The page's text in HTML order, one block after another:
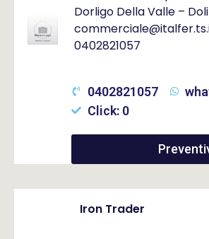
Dorligo Della Valle –
0402821057
0402821057
Click: 0
Iron Trader